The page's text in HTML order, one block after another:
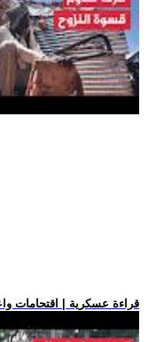
.. قراءة عسكرية | اقتحامات